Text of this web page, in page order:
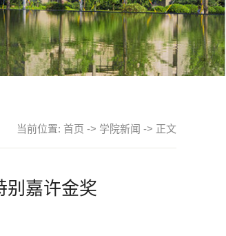
当前位置: 首页 -> 学院新闻 -> 正文
别嘉许金奖